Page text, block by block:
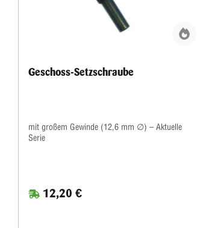
Geschoss-Setzschraube
mit großem Gewinde (12,6 mm ∅) – Aktuelle
Serie
12,20 €